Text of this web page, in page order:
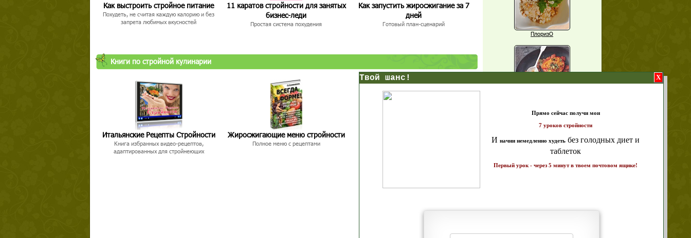
Как выстроить стройное питание
Похудеть, не считая каждую калорию и без
запрета любимых вкусностей
11 каратов стройности для занятых
бизнес-леди
Простая система похудения
Как запустить жиросжигание за 7
дней
Готовый план-сценарий
Книги по стройной кулинарии
Итальянские Рецепты Стройности
Книга избранных видео-рецептов,
адаптированных для стройнеющих
Жиросжигающие меню стройности
Полное меню с рецептами
ПлоризО
середине дня?
И